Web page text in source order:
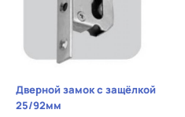
Дверной замок с защёлкой
25/92мм